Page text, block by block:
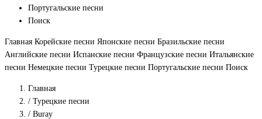
Португальские песни
Поиск
Главная Корейские песни Японские песни Бразильские песни
Английские песни Испанские песни Французские песни Итальянские
песни Немецкие песни Турецкие песни Португальские песни Поиск
Главная
/ Турецкие песни
/ Buray